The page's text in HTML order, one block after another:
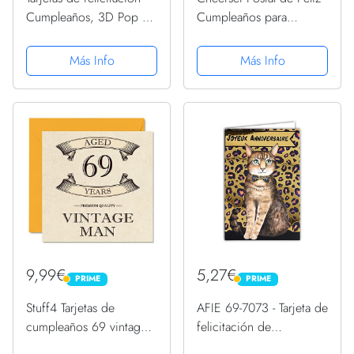
Cumpleaños, 3D Pop up
Tarjeta de Cumpleaños
con Diseño de Pastel y
Vela en 3D, Tarjeta de
Más Info
Cumpleaños para
Grande A4 21x30 cm
con Mucho Espacio para
Escribir - Incluye sobre
Más Info
9,99€ PRIME
PRIME
Stuff4 Tarjetas de
cumpleaños 69 vintage
5,27€ PRIME
PRIME
AFIE 69-7073 - Tarjeta de
felicitación de